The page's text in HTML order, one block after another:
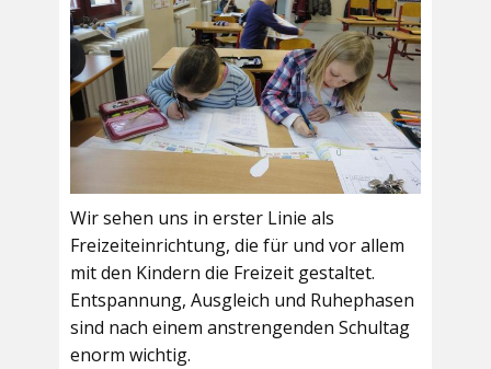
Wir sehen uns in erster Linie als
Freizeiteinrichtung, die für und vor allem
mit den Kindern die Freizeit gestaltet.
Entspannung, Ausgleich und Ruhephasen
sind nach einem anstrengenden Schultag
enorm wichtig.